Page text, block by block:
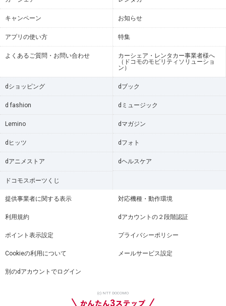
キャンペーン お知らせ
アプリの使い方 特集
よくあるご質問・お問い合わせ
カーシェア・レンタカー事業者様へ
（ドコモのモビリティソリューショ
ン）
dショッピング dブック
d fashion dミュージック
Lemino dマガジン
dヒッツ dフォト
dアニメストア dヘルスケア
ドコモスポーツくじ
提供事業者に関する表示 対応機種・動作環境
利用規約 dアカウントの２段階認証
ポイント表示設定 プライバシーポリシー
Cookieの利用について メールサービス設定
別のdアカウントでログイン
(c) NTT DOCOMO